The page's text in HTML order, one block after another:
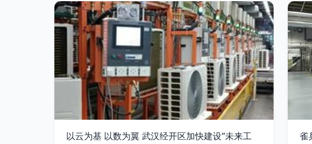
以云为基 以数为翼 武汉经开区加快建设“未来工
雀